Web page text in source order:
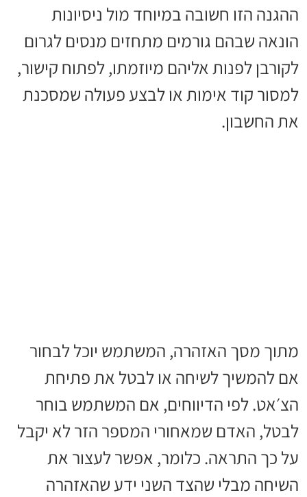
ההגנה הזו חשובה במיוחד מול ניסיונות
הונאה שבהם גורמים מתחזים מנסים לגרום
לקורבן לפנות אליהם מיוזמתו, לפתוח קישור,
למסור קוד אימות או לבצע פעולה שמסכנת
את החשבון.
מתוך מסך האזהרה, המשתמש יוכל לבחור
אם להמשיך לשיחה או לבטל את פתיחת
הצ׳אט. לפי הדיווחים, אם המשתמש בוחר
לבטל, האדם שמאחורי המספר הזר לא יקבל
על כך התראה. כלומר, אפשר לעצור את
השיחה מבלי שהצד השני ידע שהאזהרה